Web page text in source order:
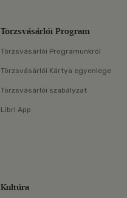
Törzsvásárlói Program
Törzsvásárlói Programunkról
Törzsvásárlói Kártya egyenlege
Törzsvásárlói szabályzat
Libri App
Kultúra